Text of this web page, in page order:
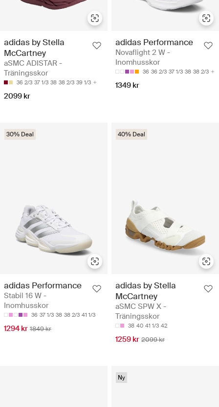
adidas by Stella
McCartney
aSMC ADISTAR -
Träningsskor
36 2/3 37 1/3 38 38 2/3 39 1/3
2099 kr
adidas Performance
Novaflight 2 W -
Inomhusskor
36 36 2/3 37 1/3 38 38 2/3
1349 kr
30% Deal
adidas Performance
Stabil 16 W -
Inomhusskor
36 37 1/3 38 38 2/3 41 1/3
1294 kr 1849 kr
40% Deal
adidas by Stella
McCartney
aSMC SPW X -
Träningsskor
38 40 41 1/3 42
1259 kr 2099 kr
Ny